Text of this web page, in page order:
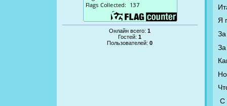
Онлайн всего:1
Гостей:1
Пользователей:0
Я
За
С